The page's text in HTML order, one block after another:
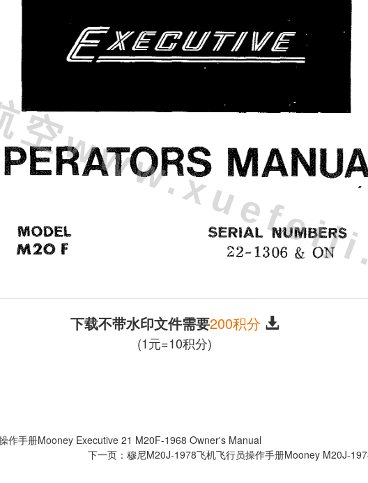
下载不带水印文件需要200积分
(1元=10积分)
作手册Mooney Executive 21 M20F-1968 Owner's Manual
下一页： 穆尼M20J-1978飞机飞行员操作手册Mooney M20J-